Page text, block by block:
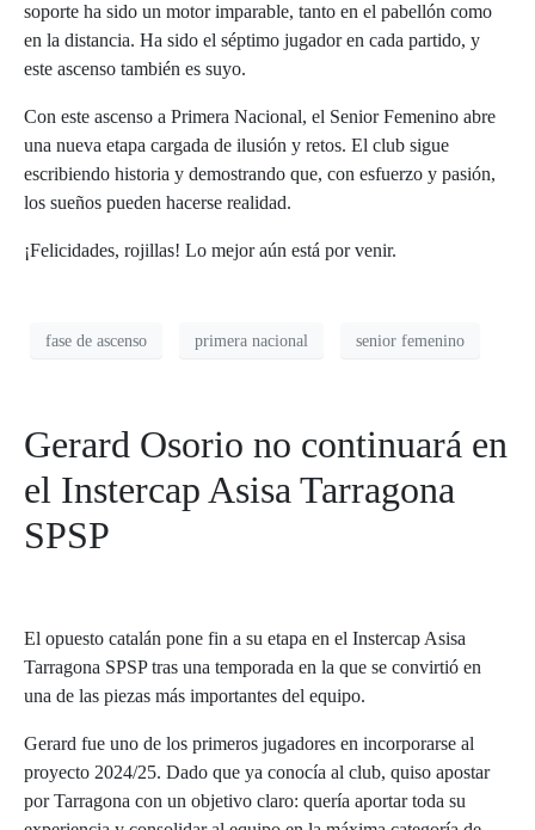
soporte ha sido un motor imparable, tanto en el pabellón como
en la distancia. Ha sido el séptimo jugador en cada partido, y
este ascenso también es suyo.
Con este ascenso a Primera Nacional, el Senior Femenino abre
una nueva etapa cargada de ilusión y retos. El club sigue
escribiendo historia y demostrando que, con esfuerzo y pasión,
los sueños pueden hacerse realidad.
¡Felicidades, rojillas! Lo mejor aún está por venir.
fase de ascenso primera nacional senior femenino
Gerard Osorio no continuará en
el Instercap Asisa Tarragona
SPSP
El opuesto catalán pone fin a su etapa en el Instercap Asisa
Tarragona SPSP tras una temporada en la que se convirtió en
una de las piezas más importantes del equipo.
Gerard fue uno de los primeros jugadores en incorporarse al
proyecto 2024/25. Dado que ya conocía al club, quiso apostar
por Tarragona con un objetivo claro: quería aportar toda su